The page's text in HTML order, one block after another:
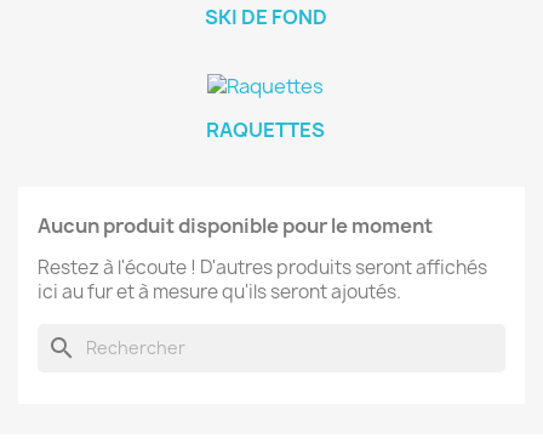
SKI DE FOND
RAQUETTES
Aucun produit disponible pour le moment
Restez à l'écoute ! D'autres produits seront affichés
ici au fur et à mesure qu'ils seront ajoutés.
search